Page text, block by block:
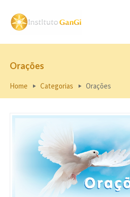
Orações
Home Categorias Orações